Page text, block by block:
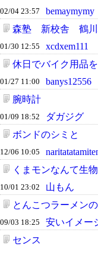
02/04 23:57
bemaymymy
森塾 新校舎 鶴川
01/30 12:55
xcdxem111
休日でバイク用品
01/27 11:00
banys12556
腕時計
01/09 18:52
ダガジグ
ボンドのシミと
12/06 10:05
くまモンなんて生
10/01 23:02
山もん
とんこつラーメン
09/03 18:25
安いイメー
センス